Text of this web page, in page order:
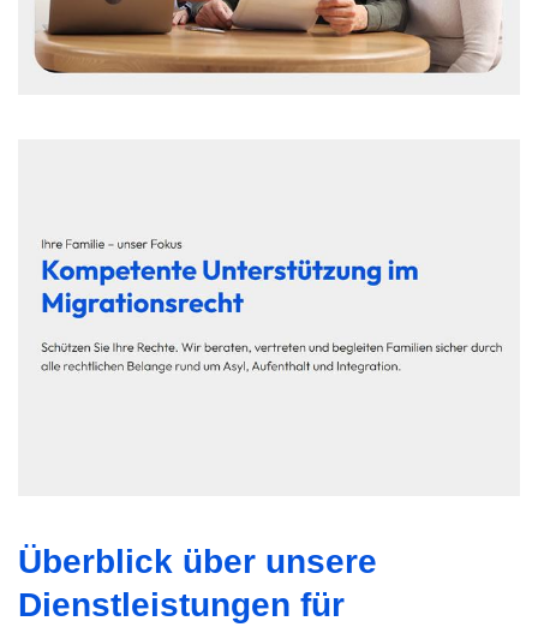
Überblick über unsere
Dienstleistungen für